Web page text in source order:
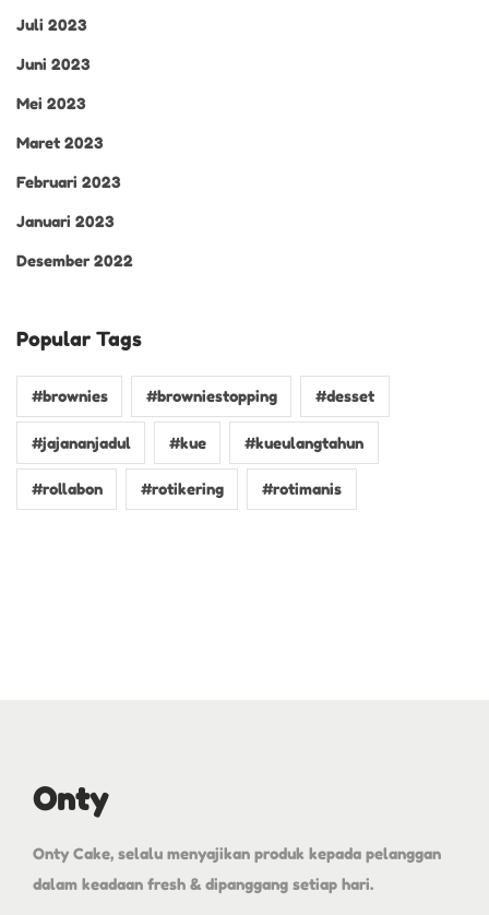
Juli 2023
Juni 2023
Mei 2023
Maret 2023
Februari 2023
Januari 2023
Desember 2022
Popular Tags
#brownies #browniestopping #desset
#jajananjadul #kue #kueulangtahun
#rollabon #rotikering #rotimanis
Onty
Onty Cake, selalu menyajikan produk kepada pelanggan
dalam keadaan fresh & dipanggang setiap hari.